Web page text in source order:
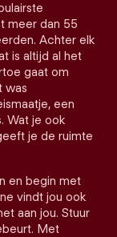
meer dan 55
Achter elk
is altijd al het
gaat om
was
een
Wat je ook
je de ruimte
en begin met
vindt jou ook
aan jou. Stuur
Met